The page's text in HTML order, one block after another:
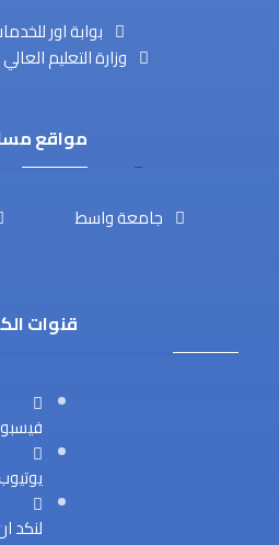
بوابة اور
وزارة التعليم
مواقع
جامعة واسط
قنوات
لنكد